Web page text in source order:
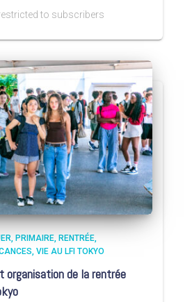
to subscribers
PRIMAIRE RENTRÉE
VIE AU LFI TOKYO
organisation de la rentrée